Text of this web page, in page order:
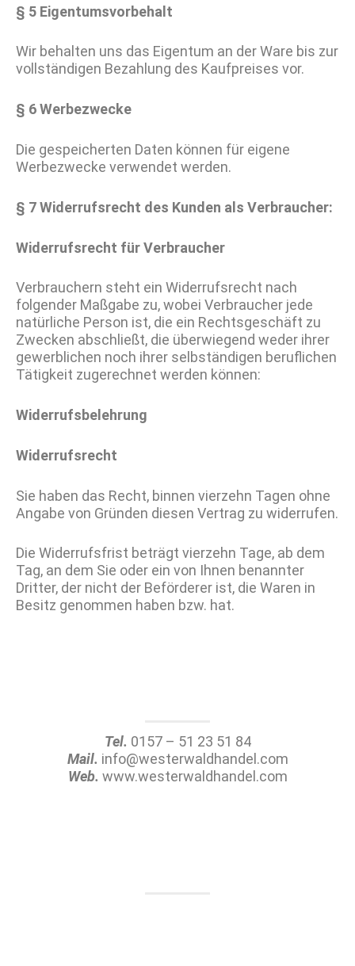
§ 5 Eigentumsvorbehalt
Wir behalten uns das Eigentum an der Ware bis zur
vollständigen Bezahlung des Kaufpreises vor.
§ 6 Werbezwecke
Die gespeicherten Daten können für eigene
Werbezwecke verwendet werden.
§ 7 Widerrufsrecht des Kunden als Verbraucher:
Widerrufsrecht für Verbraucher
Verbrauchern steht ein Widerrufsrecht nach
folgender Maßgabe zu, wobei Verbraucher jede
natürliche Person ist, die ein Rechtsgeschäft zu
Zwecken abschließt, die überwiegend weder ihrer
gewerblichen noch ihrer selbständigen beruflichen
Tätigkeit zugerechnet werden können:
Widerrufsbelehrung
Widerrufsrecht
Sie haben das Recht, binnen vierzehn Tagen ohne
Angabe von Gründen diesen Vertrag zu widerrufen.
Die Widerrufsfrist beträgt vierzehn Tage, ab dem
Tag, an dem Sie oder ein von Ihnen benannter
Dritter, der nicht der Beförderer ist, die Waren in
Besitz genommen haben bzw. hat.
Tel. 0157 – 51 23 51 84
Mail. info@westerwaldhandel.com
Web. www.westerwaldhandel.com